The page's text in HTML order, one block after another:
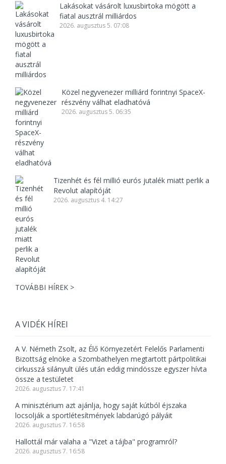
Lakásokat vásárolt luxusbirtoka mögött a
fiatal ausztrál milliárdos
2026. augusztus 5. 07:08
Közel negyvenezer milliárd forintnyi SpaceX-
részvény válhat eladhatóvá
2026. augusztus 5. 06:35
Tizenhét és fél millió eurós jutalék miatt perlik a
Revolut alapítóját
2026. augusztus 4. 14:27
TOVÁBBI HÍREK >
A VIDÉK HÍREI
A V. Németh Zsolt, az Élő Környezetért Felelős Parlamenti
Bizottság elnöke a Szombathelyen megtartott pártpolitikai
cirkusszá silányult ülés után eddig mindössze egyszer hívta
össze a testületet
2026. augusztus 7. 17:41
A minisztérium azt ajánlja, hogy saját kútból éjszaka
locsolják a sportlétesítmények labdarúgó pályáit
2026. augusztus 7. 16:58
Hallottál már valaha a "Vizet a tájba" programról?
2026. augusztus 7. 16:58